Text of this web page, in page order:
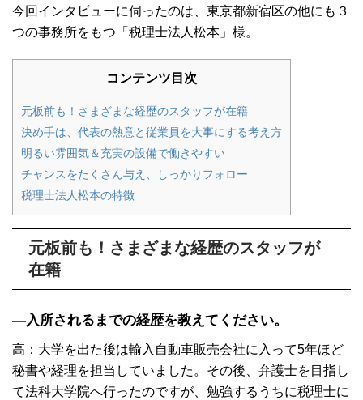
今回インタビューに伺ったのは、東京都新宿区の他にも３
つの事務所をもつ「税理士法人松本」様。
コンテンツ目次
元板前も！さまざまな経歴のスタッフが在籍
決め手は、代表の熱意と従業員を大事にする考え方
明るい雰囲気＆充実の設備で働きやすい
チャンスをたくさん与え、しっかりフォロー
税理士法人松本の特徴
元板前も！さまざまな経歴のスタッフが
在籍
―入所されるまでの経歴を教えてください。
高：大学を出た後は輸入自動車販売会社に入って5年ほど
秘書や経理を担当していました。その後、弁護士を目指し
て法科大学院へ行ったのですが、勉強するうちに税理士に